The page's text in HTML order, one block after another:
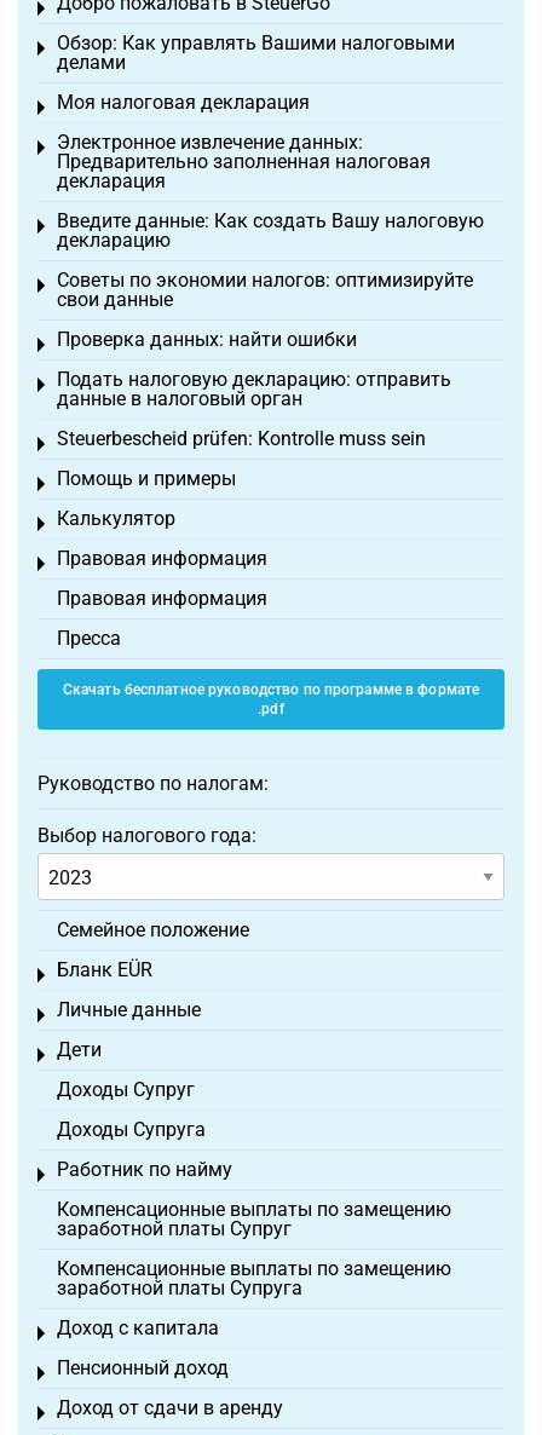
Toggle menu
Обзор: Как управлять Вашими налоговыми
делами
Toggle menu
Моя налоговая декларация
Toggle menu
Электронное извлечение данных:
Предварительно заполненная налоговая
декларация
Toggle menu
Введите данные: Как создать Вашу налоговую
декларацию
Toggle menu
Советы по экономии налогов: оптимизируйте
свои данные
Toggle menu
Проверка данных: найти ошибки
Toggle menu
Подать налоговую декларацию: отправить
данные в налоговый орган
Toggle menu
Steuerbescheid prüfen: Kontrolle muss sein
Toggle menu
Помощь и примеры
Toggle menu
Калькулятор
Toggle menu
Правовая информация
Toggle menu
Правовая информация
Пресса
Скачать бесплатное руководство по программе в формате
.pdf
Руководство по налогам:
Выбор налогового года:
Семейное положение
Бланк EÜR
Toggle menu
Личные данные
Toggle menu
Дети
Toggle menu
Доходы Супруг
Доходы Супруга
Работник по найму
Toggle menu
Компенсационные выплаты по замещению
заработной платы Супруг
Компенсационные выплаты по замещению
заработной платы Супруга
Доход с капитала
Toggle menu
Пенсионный доход
Toggle menu
Доход от сдачи в аренду
Toggle menu